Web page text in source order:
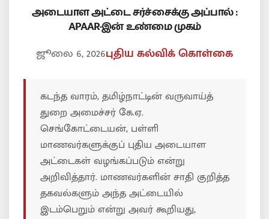
அடையாள அட்டை சர்ச்சைக்கு அப்பால் :
APAAR-இன் உண்மை முகம்
ஜூலை 6, 2026புதிய கல்விக் கொள்கை
கடந்த வாரம், தமிழ்நாட்டின் வருவாய்த்
துறை அமைச்சர் கே.ஏ.
செங்கோட்டையன், பள்ளி
மாணவர்களுக்குப் புதிய அடையாள
அட்டைகள் வழங்கப்படும் என்று
அறிவித்தார். மாணவர்களின் சாதி குறித்த
தகவல்களும் அந்த அட்டையில்
இடம்பெறும் என்று அவர் கூறியது,